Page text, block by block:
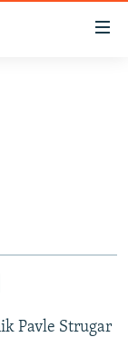
Pavle Strugar